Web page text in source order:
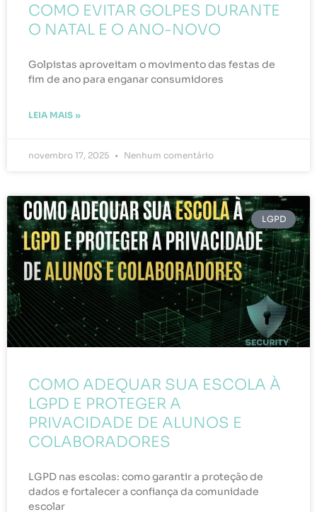
COMO EVITAR GOLPES DURANTE
O NATAL E O ANO-NOVO
Golpistas aproveitam o movimento das festas de
fim de ano para enganar consumidores
LEIA MAIS »
novembro 17, 2025 Nenhum comentário
LGPD
COMO ADEQUAR SUA ESCOLA À
LGPD E PROTEGER A
PRIVACIDADE DE ALUNOS E
COLABORADORES
LGPD nas escolas: como garantir a proteção de
dados e fortalecer a confiança da comunidade
escolar